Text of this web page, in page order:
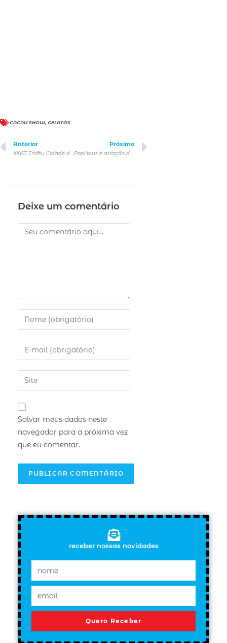
CACAU SHOW, GELATOS
Anterior Próximo
PopHaus é atração de lazer para a garotada em São Paulo
Deixe um comentário
Salvar meus dados neste
navegador para a próxima vez
que eu comentar.
receber nossas novidades
Quero Receber